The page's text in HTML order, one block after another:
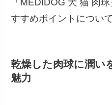
「MEDIDOG 犬 猫 肉
すすめポイントについ
乾燥した肉球に潤い
魅力